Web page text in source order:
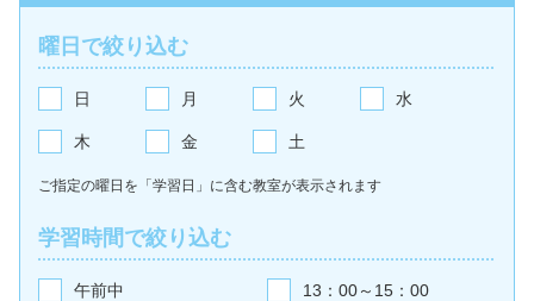
曜日で絞り込む
日 月 火 水
木 金 土
ご指定の曜日を「学習日」に含む教室が表示されます
学習時間で絞り込む
午前中 13：00～15：00